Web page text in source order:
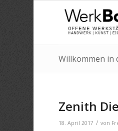
Willkommen in
Zenith
18. April 2017 / von